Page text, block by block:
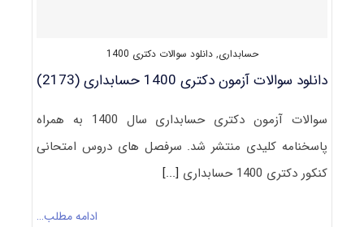
حسابداری,دانلود سوالات دکتری 1400
دانلود سوالات آزمون دکتری 1400 حسابداری (2173)
سوالات آزمون دکتری حسابداری سال 1400 به همراه
پاسخنامه کلیدی منتشر شد. سرفصل های دروس امتحانی
کنکور دکتری 1400 حسابداری
[...]
ادامه مطلب…